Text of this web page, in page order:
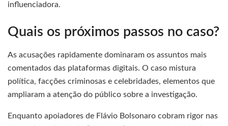
influenciadora.
Quais os próximos passos no caso?
As acusações rapidamente dominaram os assuntos mais
comentados das plataformas digitais. O caso mistura
política, facções criminosas e celebridades, elementos que
ampliaram a atenção do público sobre a investigação.
Enquanto apoiadores de Flávio Bolsonaro cobram rigor nas